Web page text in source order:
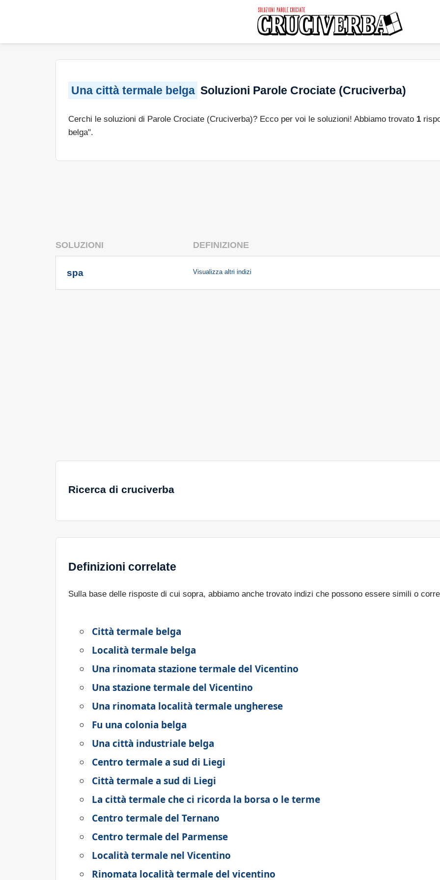
Una città termale belga Soluzioni Parole Crociate (Cruciverba)
Cerchi le soluzioni di Parole Crociate (Cruciverba)? Ecco per voi le soluzioni! Abbiamo trovato 1
belga".
SOLUZIONI DEFINIZIONE
spa Visualizza altri indizi
Ricerca di cruciverba
Definizioni correlate
Sulla base delle risposte di cui sopra, abbiamo anche trovato indizi che possono essere simili o
Città termale belga
Località termale belga
Una rinomata stazione termale del Vicentino
Una stazione termale del Vicentino
Una rinomata località termale ungherese
Fu una colonia belga
Una città industriale belga
Centro termale a sud di Liegi
Città termale a sud di Liegi
La città termale che ci ricorda la borsa o le terme
Centro termale del Ternano
Centro termale del Parmense
Località termale nel Vicentino
Rinomata località termale del vicentino